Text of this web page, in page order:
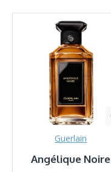
Guerlain
Angélique Noire